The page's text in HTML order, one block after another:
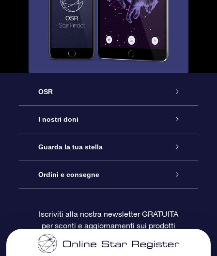
OSR
Assistenza
Contattaci
Blog
OSR Recensioni
I nostri doni
Online Star Gift
Pacchetto regalo OSR
Gift Card OSR
Guarda la tua stella
Registro stellare
Star Page personalizzata
Ordini e consegne
Informazioni di Pagamento
Iscriviti alla nostra newsletter GRATUITA
per sconti e aggiornamenti sui prodotti